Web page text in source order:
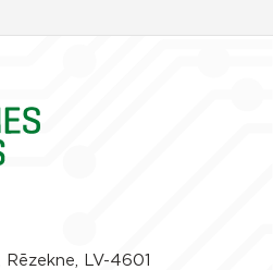
LV-4601